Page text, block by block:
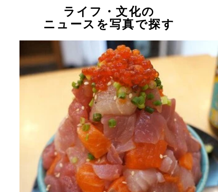
ライフ・文化の
ニュースを写真で探す